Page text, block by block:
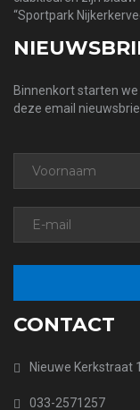
“Sportpark
Binnenkort starten
deze email
CONTACT
Nieuwe Kerkstraat
033-2571257